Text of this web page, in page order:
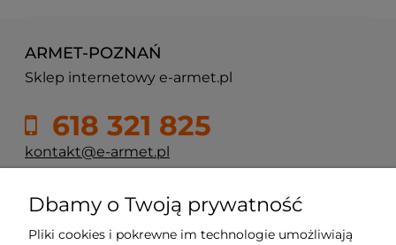
ARMET-POZNAŃ
Sklep internetowy e-armet.pl
618 321 825
kontakt@e-armet.pl
ul. Reglowa 13
60-113 Poznań
Dbamy o Twoją prywatność
Pliki cookies i pokrewne im technologie umożliwiają